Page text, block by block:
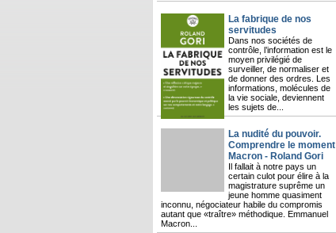
La fabrique de nos
servitudes
Dans nos sociétés de
contrôle, l’information est le
moyen privilégié de
surveiller, de normaliser et
de donner des ordres. Les
informations, molécules de
la vie sociale, deviennent
les sujets de...
La nudité du pouvoir.
Comprendre le moment
Macron - Roland Gori
Il fallait à notre pays un
certain culot pour élire à la
magistrature suprême un
jeune homme quasiment
inconnu, négociateur habile du compromis
autant que «traître» méthodique. Emmanuel
Macron...